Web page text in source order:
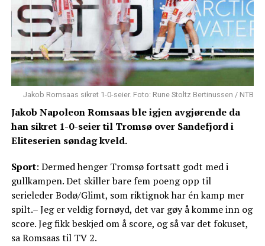
Jakob Romsaas sikret 1-0-seier. Foto: Rune Stoltz Bertinussen / NTB
Jakob Napoleon Romsaas ble igjen avgjørende da
han sikret 1-0-seier til Tromsø over Sandefjord i
Eliteserien søndag kveld.
Sport: Dermed henger Tromsø fortsatt godt med i
gullkampen. Det skiller bare fem poeng opp til
serieleder Bodø/Glimt, som riktignok har én kamp mer
spilt.– Jeg er veldig fornøyd, det var gøy å komme inn og
score. Jeg fikk beskjed om å score, og så var det fokuset,
sa Romsaas til TV 2.